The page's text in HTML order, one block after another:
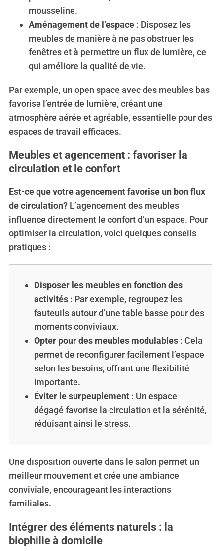
mousseline.
Aménagement de l’espace: Disposez les
meubles de manière à ne pas obstruer les
fenêtres et à permettre un flux de lumière, ce
qui améliore la qualité de vie.
Par exemple, un open space avec des meubles bas
favorise l’entrée de lumière, créant une
atmosphère aérée et agréable, essentielle pour des
espaces de travail efficaces.
Meubles et agencement : favoriser la
circulation et le confort
Est-ce que votre agencement favorise un bon flux
de circulation?L’agencement des meubles
influence directement le confort d’un espace. Pour
optimiser la circulation, voici quelques conseils
pratiques :
Disposer les meubles en fonction des
activités: Par exemple, regroupez les
fauteuils autour d’une table basse pour des
moments conviviaux.
Opter pour des meubles modulables: Cela
permet de reconfigurer facilement l’espace
selon les besoins, offrant une flexibilité
importante.
Éviter le surpeuplement: Un espace
dégagé favorise la circulation et la sérénité,
réduisant ainsi le stress.
Une disposition ouverte dans le salon permet un
meilleur mouvement et crée une ambiance
conviviale, encourageant les interactions
familiales.
Intégrer des éléments naturels : la
biophilie à domicile
S
r
c
h
o
r
: